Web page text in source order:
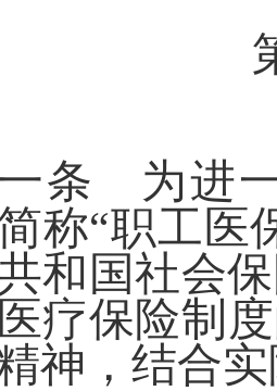
条
为进
称“职工医
和国社会
疗保险制
神，结合